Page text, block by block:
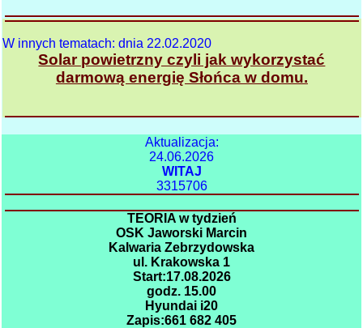
W innych tematach: dnia 22.02.2020
Solar powietrzny czyli jak wykorzystać
darmową energię Słońca w domu.
Aktualizacja:
24.06.2026
WITAJ
3315706
TEORIA w tydzień
OSK Jaworski Marcin
Kalwaria Zebrzydowska
ul. Krakowska 1
Start:17.08.2026
godz. 15.00
Hyundai i20
Zapis:661 682 405